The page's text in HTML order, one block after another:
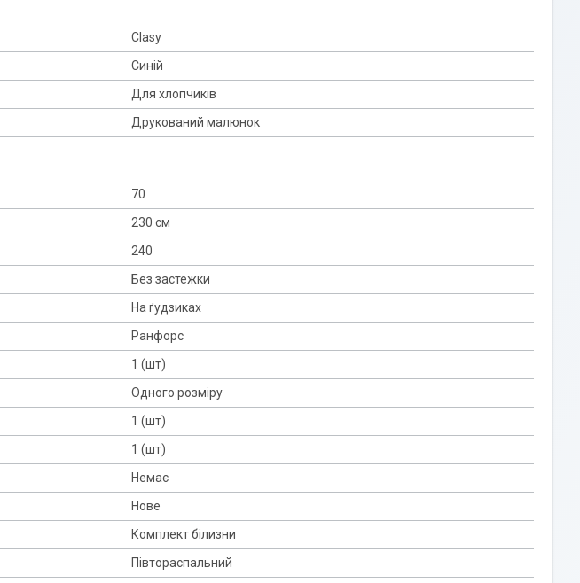
Clasy
Синій
Для хлопчиків
Друкований малюнок
70
230 см
240
Без застежки
На ґудзиках
Ранфорс
1 (шт)
Одного розміру
1 (шт)
1 (шт)
Немає
Нове
Комплект білизни
Півтораспальний